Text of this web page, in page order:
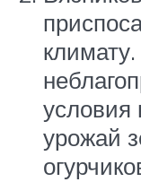
условия
урожай